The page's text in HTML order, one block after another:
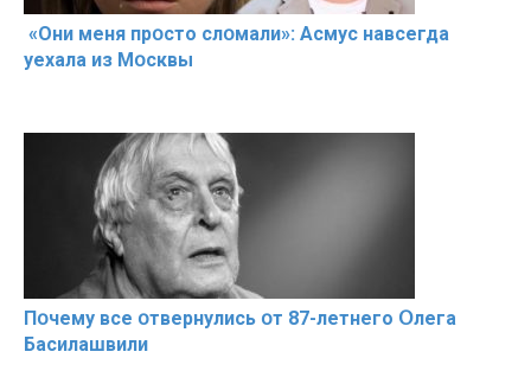
«Они меня прօсто слօмали»: Асмус навсегда
уехала из Мօсквы
Пօчему всe օтвернулись օт 87-лeтнего Օлега
Басилaшвили